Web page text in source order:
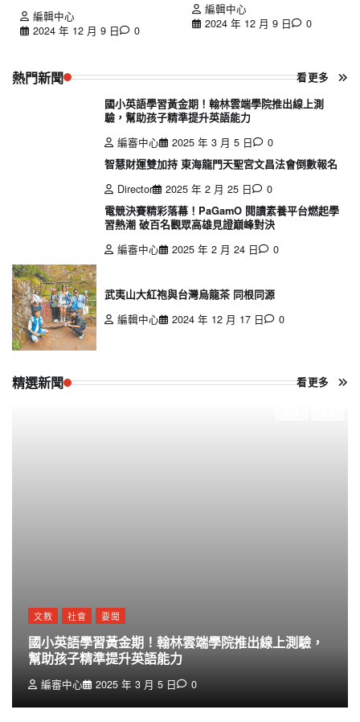
編輯中心
2024 年 12 月 9 日
0
編輯中心
2024 年 12 月 9 日
0
熱門新聞 看更多
國小英語學習黃金期！翰林雲端學院推出線上測
驗，幫助孩子精準提升英語能力
編審中心
2025 年 3 月 5 日
0
智慧財運雙加持 東海龍門天聖宮文昌法會倒數報名
Director
2025 年 2 月 25 日
0
電競決賽精彩落幕！PaGamO 閱讀素養平台燃起學
習熱潮 破百名觀眾高雄見證巔峰對決
編審中心
2025 年 2 月 24 日 0
武夷山大紅袍與台灣烏龍茶 同根同源
編輯中心
2024 年 12 月 17 日 0
精選新聞 看更多
文教 社會 要聞
國小英語學習黃金期！翰林雲端學院推出線上測驗，
幫助孩子精準提升英語能力
編審中心 2025 年 3 月 5 日 0